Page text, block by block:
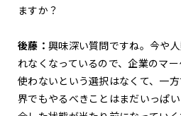
ますか？
後藤： 興味深い質問ですね。今や
れなくなっているので、企業のマ
使わないという選択はなくて、一
界でもやるべきことはまだいっぱ